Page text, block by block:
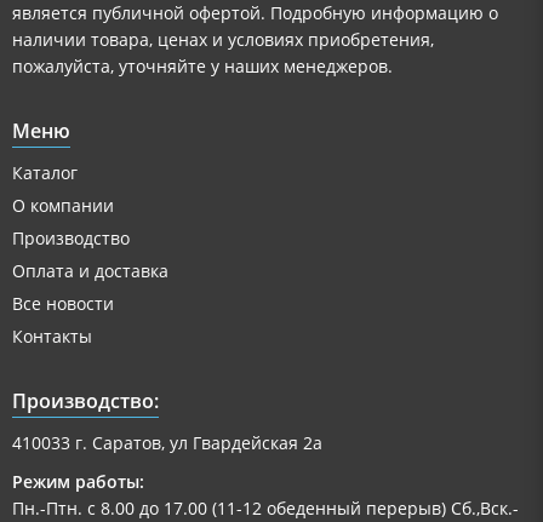
является публичной офертой. Подробную информацию о
наличии товара, ценах и условиях приобретения,
пожалуйста, уточняйте у наших менеджеров.
Меню
Каталог
О компании
Производство
Оплата и доставка
Все новости
Контакты
Производство:
410033 г. Саратов, ул Гвардейская 2а
Режим работы:
Пн.-Птн. с 8.00 до 17.00 (11-12 обеденный перерыв) Сб.,Вск.-